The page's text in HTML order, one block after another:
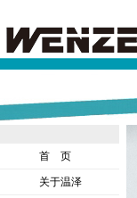
首 页
关于温泽